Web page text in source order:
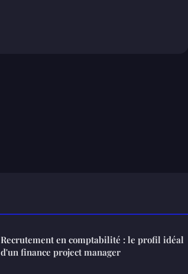
Recrutement en comptabilité : le profil idéal
d'un finance project manager